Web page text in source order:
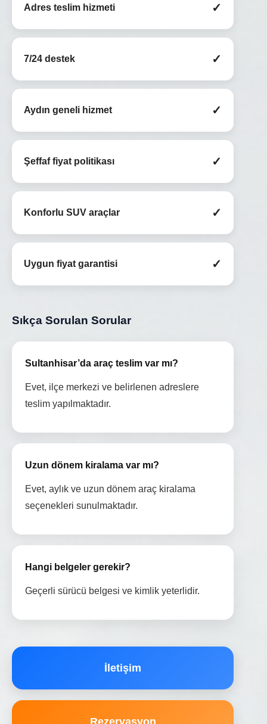
Adres teslim hizmeti ✓
7/24 destek ✓
Aydın geneli hizmet ✓
Şeffaf fiyat politikası ✓
Konforlu SUV araçlar ✓
Uygun fiyat garantisi ✓
Sıkça Sorulan Sorular
Sultanhisar’da araç teslim var mı?
Evet, ilçe merkezi ve belirlenen adreslere
teslim yapılmaktadır.
Uzun dönem kiralama var mı?
Evet, aylık ve uzun dönem araç kiralama
seçenekleri sunulmaktadır.
Hangi belgeler gerekir?
Geçerli sürücü belgesi ve kimlik yeterlidir.
İletişim